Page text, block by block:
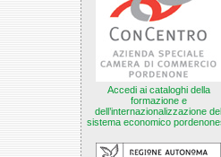
Accedi ai cataloghi della
formazione e
dell’internazionalizzazione del
sistema economico